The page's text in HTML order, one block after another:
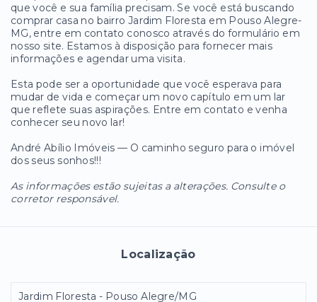
que você e sua família precisam. Se você está buscando
comprar casa no bairro Jardim Floresta em Pouso Alegre-
MG, entre em contato conosco através do formulário em
nosso site. Estamos à disposição para fornecer mais
informações e agendar uma visita.
Esta pode ser a oportunidade que você esperava para
mudar de vida e começar um novo capítulo em um lar
que reflete suas aspirações. Entre em contato e venha
conhecer seu novo lar!
André Abílio Imóveis — O caminho seguro para o imóvel
dos seus sonhos!!!
As informações estão sujeitas a alterações. Consulte o
corretor responsável.
Localização
Jardim Floresta - Pouso Alegre/MG